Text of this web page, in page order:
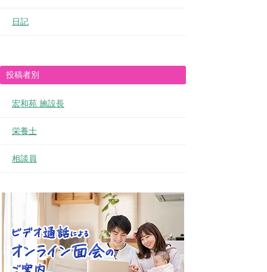
日記
投稿者別
宏和苑 施設長
栄養士
相談員